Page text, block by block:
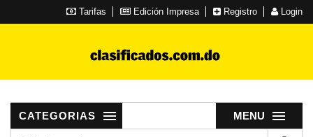
Tarifas Edición Impresa Registro Login
MENU
CATEGORIAS